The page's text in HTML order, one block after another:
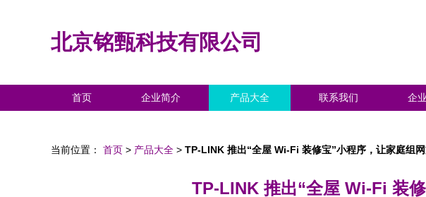
北京铭甄科技有限公司
首页 企业简介 产品大全 联系我们 企
当前位置： 首页 > 产品大全 > TP-LINK 推出“全屋 Wi-Fi 装修宝”小程序，让家庭组
TP-LINK 推出“全屋 Wi-Fi 装